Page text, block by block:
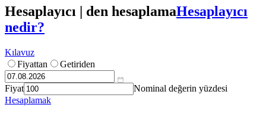
Hesaplayıcı | den hesaplamaHesaplayıcı
nedir?
Kılavuz
Fiyattan
Getiriden
Fiyat
Nominal değerin yüzdesi
Hesaplamak